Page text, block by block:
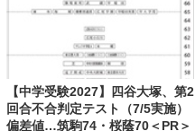
【中学受験2027】四谷大塚、第2
回合不合判定テスト（7/5実施）
偏差値…筑駒74・桜蔭70＜PR＞